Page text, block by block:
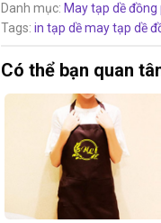
Danh mục: May tạp dề đồng
Tags: in tạp dềmay tạp dề
Có thể bạn quan